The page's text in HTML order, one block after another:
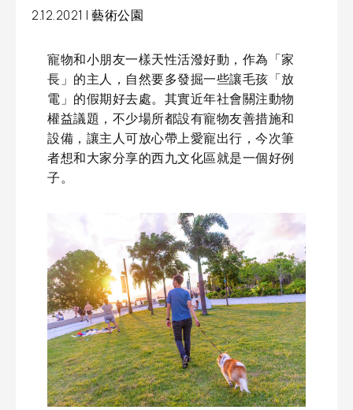
2.12.2021 | 藝術公園
寵物和小朋友一樣天性活潑好動，作為「家
長」的主人，自然要多發掘一些讓毛孩「放
電」的假期好去處。其實近年社會關注動物
權益議題，不少場所都設有寵物友善措施和
設備，讓主人可放心帶上愛寵出行，今次筆
者想和大家分享的西九文化區就是一個好例
子。